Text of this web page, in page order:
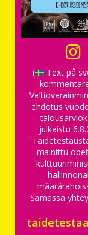
(
Text på
ehdotus
julkaistu
mainittu
Samassa